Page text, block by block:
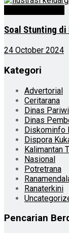
Soal Stunting di
24 October 2024
Kategori
Advertorial
Ceritarana
Dinas
Dinas
Diskominfo
Dispora
Kalimantan
Nasional
Potretrana
Ranaterkini
Pencarian